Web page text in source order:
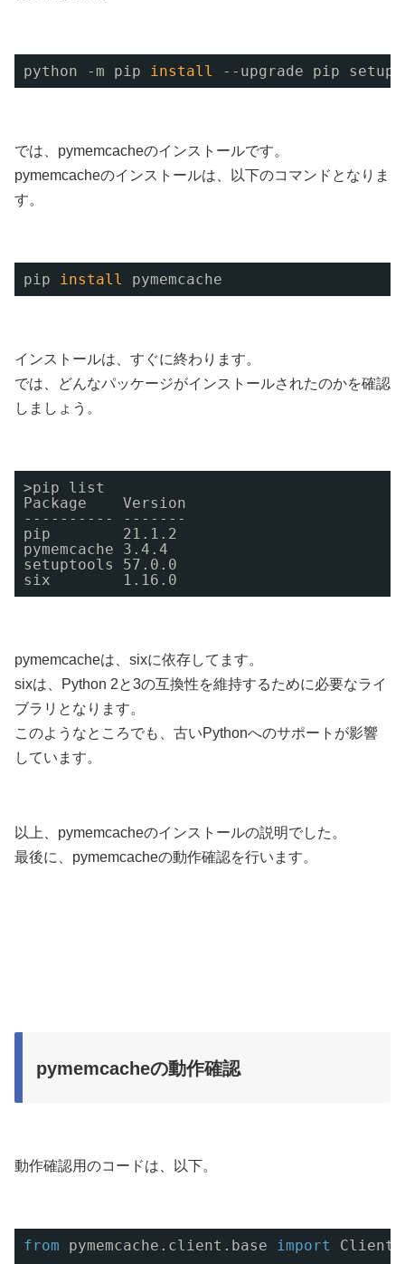
python -m pip install --upgrade pip
では、pymemcacheのインストールです。
pymemcacheのインストールは、以下のコマンドとなりま
す。
pip install pymemcache
インストールは、すぐに終わります。
では、どんなパッケージがインストールされたのかを確認
しましょう。
>pip list
Package    Version
---------- -------
pip        21.1.2
pymemcache 3.4.4
setuptools 57.0.0
six        1.16.0
pymemcacheは、sixに依存してます。
sixは、Python 2と3の互換性を維持するために必要なライ
ブラリとなります。
このようなところでも、古いPythonへのサポートが影響
しています。
以上、pymemcacheのインストールの説明でした。
最後に、pymemcacheの動作確認を行います。
pymemcacheの動作確認
動作確認用のコードは、以下。
from pymemcache.client.base import Client